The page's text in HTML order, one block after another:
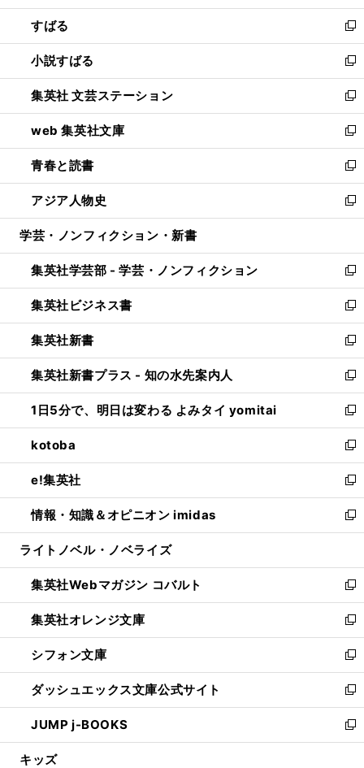
開
く
ウ
で
開
く
ン
ド
ウ
で
開
く
すばる
新
し
い
ウ
ィ
ン
ド
ウ
で
開
く
小説すばる
新
し
い
ウ
ィ
ン
ド
ウ
で
開
集英社 文芸ステーション
新
し
い
ウ
ィ
ン
ド
ウ
開
く
web 集英社文庫
新
し
い
ウ
ィ
ン
ウ
で
開
く
青春と読書
新
し
い
ウ
ン
ド
ウ
で
開
く
アジア人物史
新
し
ウ
ィ
ン
ド
ウ
で
開
く
学芸・ノンフィクション・新書
集英社学芸部 - 学芸・ノンフィクション
新
し
い
ウ
ィ
ン
ド
ウ
で
開
く
集英社ビジネス書
新
し
い
ウ
ィ
ン
ド
ウ
で
開
く
集英社新書
新
し
い
ウ
ィ
ン
ド
ウ
で
開
く
集英社新書プラス - 知の水先案内人
新
し
い
ウ
ィ
ン
ド
ウ
で
開
1日5分で、明日は変わる よみタイ yomitai
新
し
い
ウ
ィ
ン
ド
ウ
開
く
kotoba
新
し
い
ウ
ィ
ン
ウ
で
開
く
e!集英社
新
し
い
ウ
ン
ド
ウ
で
開
く
情報・知識＆オピニオン imidas
新
し
ウ
ィ
ン
ド
ウ
で
開
く
ライトノベル・ノベライズ
集英社Webマガジン コバルト
新
し
い
ウ
ィ
ン
ド
ウ
で
開
集英社オレンジ文庫
新
し
い
ウ
ィ
ン
ド
ウ
シフォン文庫
新
し
い
ウ
ィ
ン
ダッシュエックス文庫公式サイト
新
し
い
ウ
JUMP j-BOOKS
新
し
キッズ